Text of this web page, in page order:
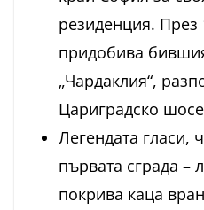
резиденция. През
придобива
„Чардаклия“,
Цариградско
Легендата гласи,
първата сграда –
покрива каца